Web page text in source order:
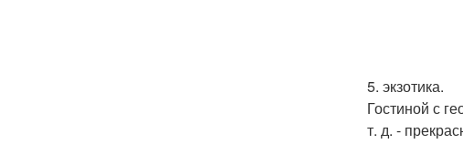
5. экзотика.
Гостиной с
т. д. -